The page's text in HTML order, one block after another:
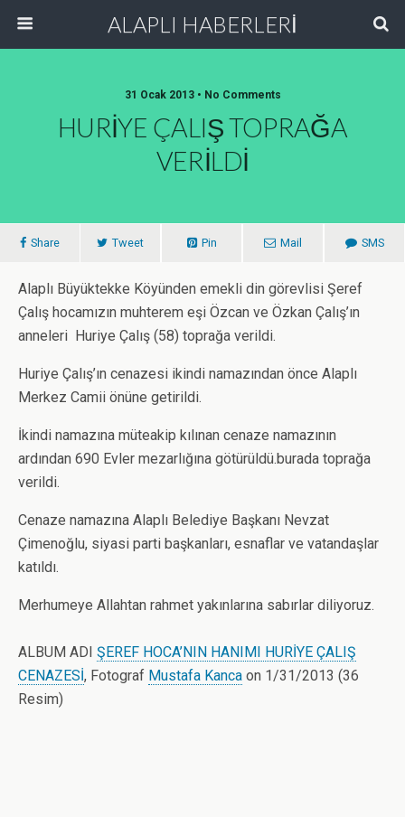
ALAPLI HABERLERİ
31 Ocak 2013 • No Comments
HURİYE ÇALIŞ TOPRAĞA
VERİLDİ
Share Tweet Pin Mail SMS
Alaplı Büyüktekke Köyünden emekli din görevlisi Şeref
Çalış hocamızın muhterem eşi Özcan ve Özkan Çalış’ın
anneleri Huriye Çalış (58) toprağa verildi.
Huriye Çalış’ın cenazesi ikindi namazından önce Alaplı
Merkez Camii önüne getirildi.
İkindi namazına müteakip kılınan cenaze namazının
ardından 690 Evler mezarlığına götürüldü.burada toprağa
verildi.
Cenaze namazına Alaplı Belediye Başkanı Nevzat
Çimenoğlu, siyasi parti başkanları, esnaflar ve vatandaşlar
katıldı.
Merhumeye Allahtan rahmet yakınlarına sabırlar diliyoruz.
ALBUM ADI ŞEREF HOCA’NIN HANIMI HURİYE ÇALIŞ
CENAZESİ, Fotograf Mustafa Kanca on 1/31/2013 (36
Resim)